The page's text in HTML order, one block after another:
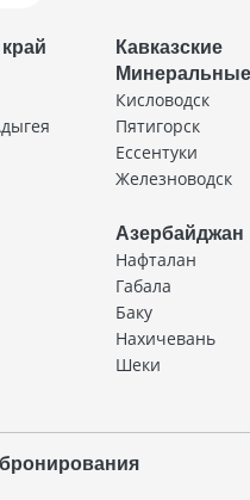
Кавказские
Кисловодск
Пятигорск
Ессентуки
Железноводск
Азербайджан
Нафталан
Габала
Баку
Нахичевань
Шеки